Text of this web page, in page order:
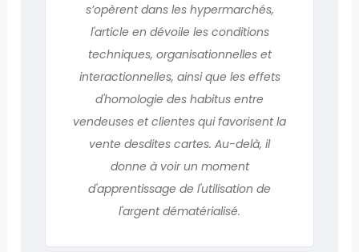
s’opèrent dans les hypermarchés,
l'article en dévoile les conditions
techniques, organisationnelles et
interactionnelles, ainsi que les effets
d'homologie des habitus entre
vendeuses et clientes qui favorisent la
vente desdites cartes. Au-delà, il
donne à voir un moment
d'apprentissage de l'utilisation de
l'argent dématérialisé.